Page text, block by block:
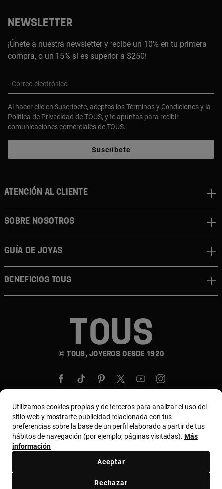
NEWSLETTER
¡Únete a nuestra newsletter y recibe un 10% en tu primera
compra, o un 15% si es superior a $250!
Correo electrónico
Al hacer clic en Suscríbete, aceptas losTérminos y Condicionesy la
Política de Privacidad de TOUS, y te apuntas para recibir
comunicaciones comerciales de TOUS.
Suscríbete
© TOUS, JOYEROS DESDE 1920
ATENCIÓN AL CLIENTE
SOBRE NOSOTROS
GUÍA DE JOYAS
BENEFICIOS TOUS
País y moneda:United States Of America / US
Dollar
Utilizamos cookies propias y de terceros para analizar el uso del
sitio web y mostrarte publicidad relacionada con tus
preferencias sobre la base de un perfil elaborado a partir de tus
hábitos de navegación (por ejemplo, páginas visitadas). Más
información
Rechazar
Aceptar